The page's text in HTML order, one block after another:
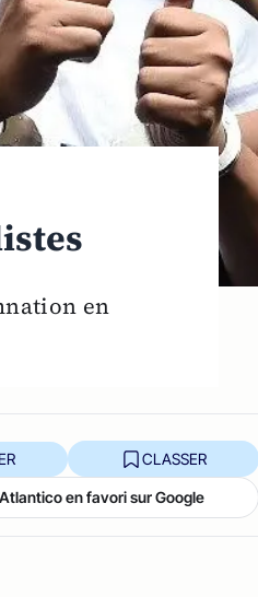
en
CLASSER
en favori sur Google